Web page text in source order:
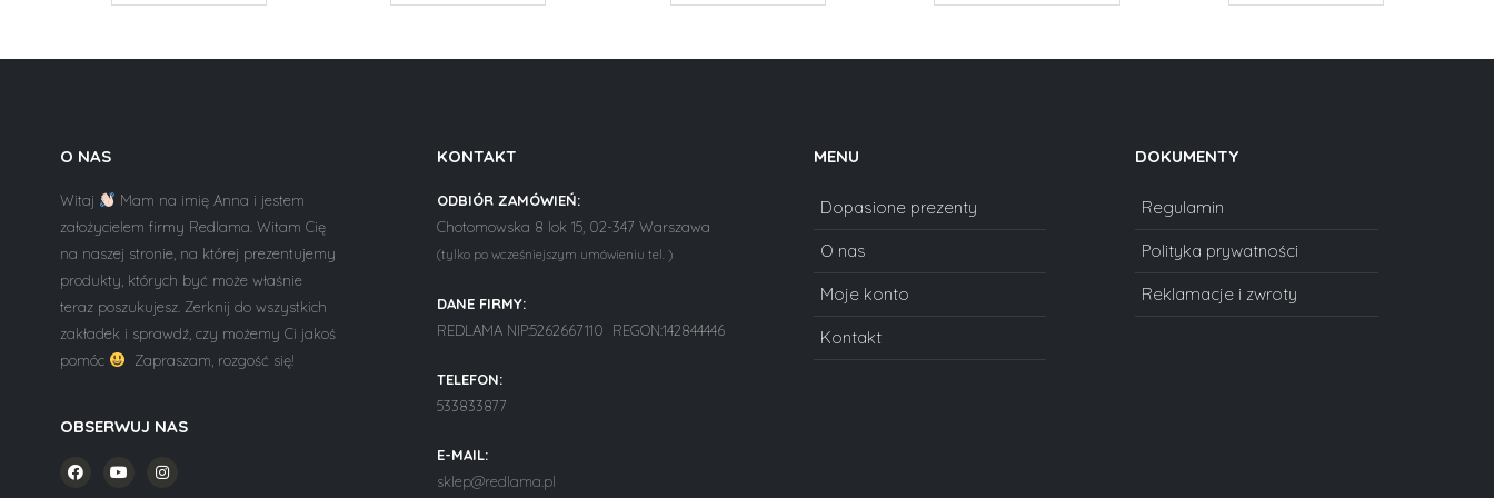
O NAS
Witaj
Mam na imię Anna i jestem
założycielem firmy Redlama. Witam Cię
na naszej stronie, na której prezentujemy
produkty, których być może właśnie
teraz poszukujesz. Zerknij do wszystkich
zakładek i sprawdź, czy możemy Ci jakoś
pomóc
Zapraszam, rozgość się!
OBSERWUJ NAS
KONTAKT
ODBIÓR ZAMÓWIEŃ:
Chotomowska 8 lok 15, 02-347 Warszawa
(tylko po wcześniejszym umówieniu tel. )
DANE FIRMY:
REDLAMA NIP:5262667110 REGON:142844446
TELEFON:
533833877
E-MAIL:
sklep@redlama.pl
MENU
Dopasione prezenty
O nas
Moje konto
Kontakt
DOKUMENTY
Regulamin
Polityka prywatności
Reklamacje i zwroty